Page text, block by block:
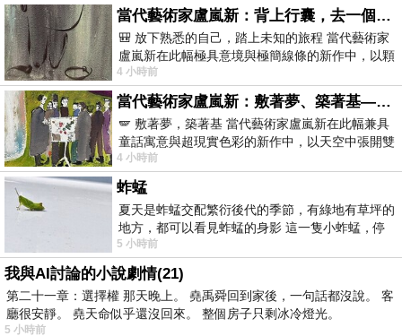
當代藝術家盧嵐新：背上行囊，去一個沒有人認識你的地方——看風景，也遇見渴望出發的自己
🎒 放下熟悉的自己，踏上未知的旅程 當代藝術家
盧嵐新在此幅極具意境與極簡線條的新作中，以顆
粒感豐富的灰綠粗糙背景，搭配凝練且具
4 小時前
當代藝術家盧嵐新：敷著夢、築著基——讓筆觸成為存在過的證據，將相遇的溫度熔鑄成新的模樣
🪽 敷著夢，築著基 當代藝術家盧嵐新在此幅兼具
童話寓意與超現實色彩的新作中，以天空中張開雙
翼的神聖形象與地面上聚集的人群對話，
4 小時前
蚱蜢
夏天是蚱蜢交配繁衍後代的季節，有綠地有草坪的
地方，都可以看見蚱蜢的身影 這一隻小蚱蜢，停
在車頂上，怎麼樣小心驅趕，都無動
5 小時前
我與AI討論的小說劇情(21)
第二十一章：選擇權 那天晚上。 堯禹舜回到家後，一句話都沒說。 客
廳很安靜。 堯天命似乎還沒回來。 整個房子只剩冰冷燈光。
5 小時前